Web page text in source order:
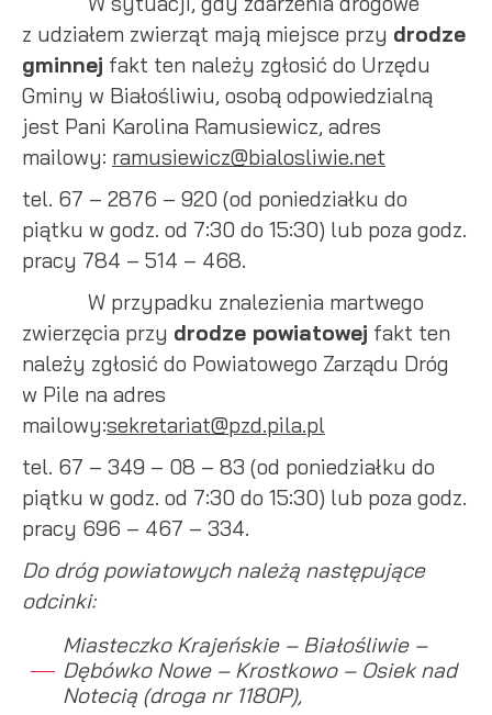
z udziałem zwierząt mają miejsce przy drodze
gminnej fakt ten należy zgłosić do Urzędu
Gminy w Białośliwiu, osobą odpowiedzialną
jest Pani Karolina Ramusiewicz, adres
mailowy: ramusiewicz@bialosliwie.net
tel. 67 – 2876 – 920 (od poniedziałku do
piątku w godz. od 7:30 do 15:30) lub poza godz.
pracy 784 – 514 – 468.
W przypadku znalezienia martwego
zwierzęcia przy drodze powiatowej fakt ten
należy zgłosić do Powiatowego Zarządu Dróg
w Pile na adres
mailowy:sekretariat@pzd.pila.pl
tel. 67 – 349 – 08 – 83 (od poniedziałku do
piątku w godz. od 7:30 do 15:30) lub poza godz.
pracy 696 – 467 – 334.
Do dróg powiatowych należą następujące
odcinki:
Miasteczko Krajeńskie – Białośliwie –
Dębówko Nowe – Krostkowo – Osiek nad
Notecią (droga nr 1180P),
internetowej. Treści promocyjne mogą pojawić się na stronach
podmiotów trzecich lub firm będących naszymi partnerami
oraz innych dostawców usług. Firmy te działają w charakterze
pośredników prezentujących nasze treści w postaci
wiadomości, ofert, komunikatów mediów społecznościowych.